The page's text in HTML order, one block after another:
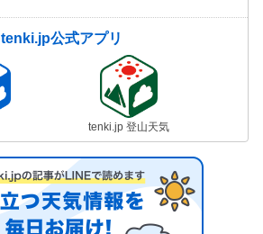
tenki.jp公式アプリ
tenki.jp 登山天気